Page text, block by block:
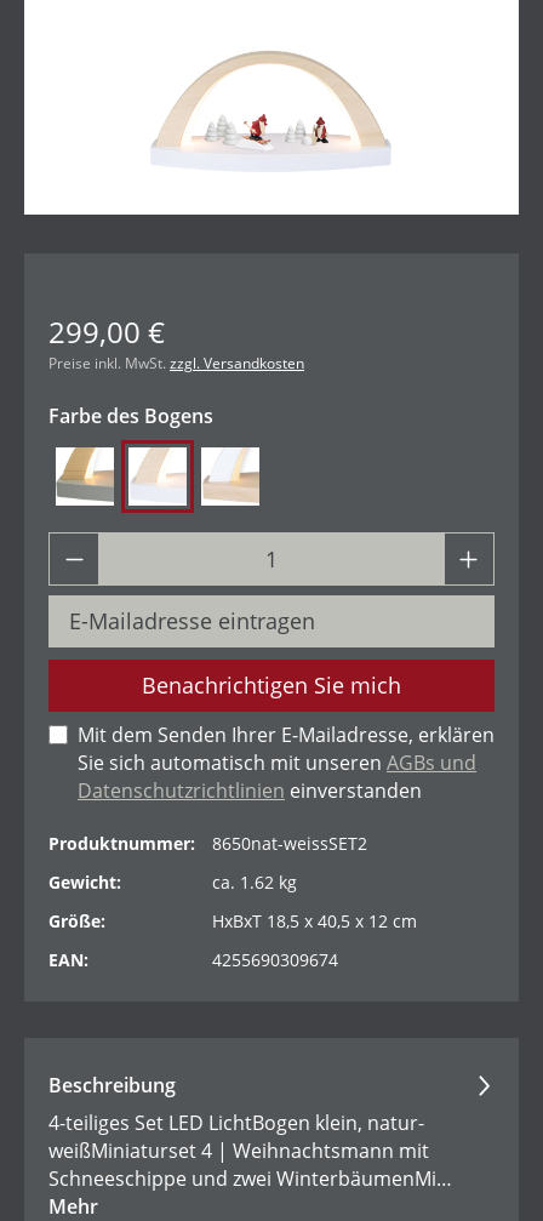
299,00 €
Preise inkl. MwSt. zzgl. Versandkosten
Farbe des Bogens
natur-graunatur-weißweiß-natur
Benachrichtigen Sie mich
Mit dem Senden Ihrer E-Mailadresse, erklären
Sie sich automatisch mit unseren AGBs und
Datenschutzrichtlinien einverstanden
Produktnummer:
8650nat-weissSET2
Gewicht:
ca. 1.62 kg
Größe:
HxBxT 18,5 x 40,5 x 12 cm
EAN:
4255690309674
Beschreibung
4-teiliges Set LED LichtBogen klein, natur-
weißMiniaturset 4 | Weihnachtsmann mit
Schneeschippe und zwei WinterbäumenMi…
Mehr